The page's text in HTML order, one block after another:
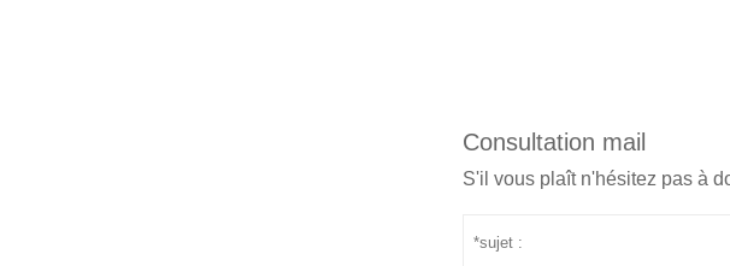
Consultation mail
S'il vous plaît n'hésitez pas à